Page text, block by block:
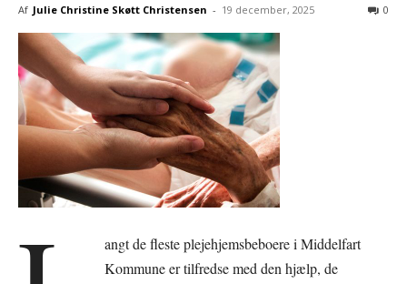
Af Julie Christine Skøtt Christensen - 19 december, 2025 0
angt de fleste plejehjemsbeboere i Middelfart
Kommune er tilfredse med den hjælp, de